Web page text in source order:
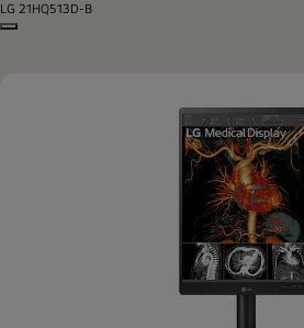
LG 21HQ513D-B
Copy model name